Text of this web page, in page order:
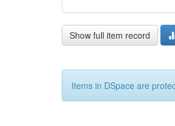
Show full item record
Items in DSpace are